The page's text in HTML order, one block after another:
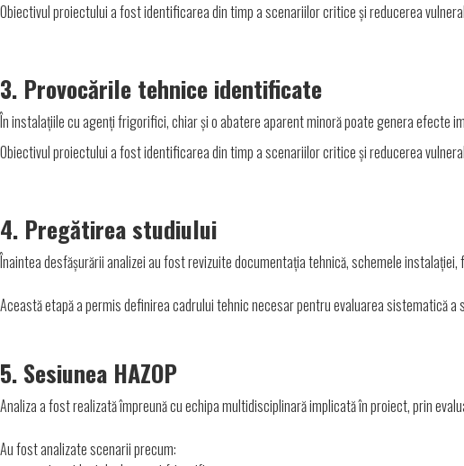
Obiectivul proiectului a fost identificarea din timp a scenariilor critice și reducerea
3. Provocările tehnice identificate
În instalațiile cu agenți frigorifici, chiar și o abatere aparent minoră poate genera efecte
Obiectivul proiectului a fost identificarea din timp a scenariilor critice și reducerea
4. Pregătirea studiului
Înaintea desfășurării analizei au fost revizuite documentația tehnică, schemele
Această etapă a permis definirea cadrului tehnic necesar pentru evaluarea sistematică a
5. Sesiunea HAZOP
Analiza a fost realizată împreună cu echipa multidisciplinară implicată în proiect, prin
Au fost analizate scenarii precum: